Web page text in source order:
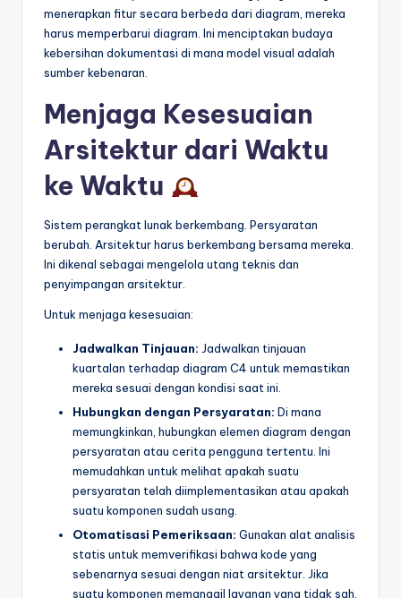
menerapkan fitur secara berbeda dari diagram, mereka
harus memperbarui diagram. Ini menciptakan budaya
kebersihan dokumentasi di mana model visual adalah
sumber kebenaran.
Menjaga Kesesuaian
Arsitektur dari Waktu
ke Waktu
Sistem perangkat lunak berkembang. Persyaratan
berubah. Arsitektur harus berkembang bersama mereka.
Ini dikenal sebagai mengelola utang teknis dan
penyimpangan arsitektur.
Untuk menjaga kesesuaian:
Jadwalkan Tinjauan: Jadwalkan tinjauan
kuartalan terhadap diagram C4 untuk memastikan
mereka sesuai dengan kondisi saat ini.
Hubungkan dengan Persyaratan: Di mana
memungkinkan, hubungkan elemen diagram dengan
persyaratan atau cerita pengguna tertentu. Ini
memudahkan untuk melihat apakah suatu
persyaratan telah diimplementasikan atau apakah
suatu komponen sudah usang.
Otomatisasi Pemeriksaan: Gunakan alat analisis
statis untuk memverifikasi bahwa kode yang
sebenarnya sesuai dengan niat arsitektur. Jika
suatu komponen memanggil layanan yang tidak sah,